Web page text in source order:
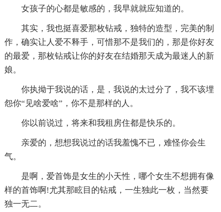
女孩子的心都是敏感的，我早就就应知道的。
其实，我也挺喜爱那枚钻戒，独特的造型，完美的制
作，确实让人爱不释手，可惜那不是我们的，那是你好友
的最爱，那枚钻戒让你的好友在结婚那天成为最迷人的新
娘。
你执拗于我说的话，是，我说的太过分了，我不该埋
怨你“见啥爱啥”，你不是那样的人。
你以前说过，将来和我租房住都是快乐的。
亲爱的，想想我说过的话我羞愧不已，难怪你会生
气。
是啊，爱首饰是女生的小天性，哪个女生不想拥有像
样的首饰啊!尤其那眩目的钻戒，一生独此一枚，当然要
独一无二。